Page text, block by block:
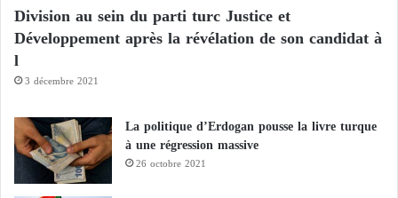
Division au sein du parti turc Justice et
Développement après la révélation de son candidat à
l
3 décembre 2021
La politique d’Erdogan pousse la livre turque
à une régression massive
26 octobre 2021